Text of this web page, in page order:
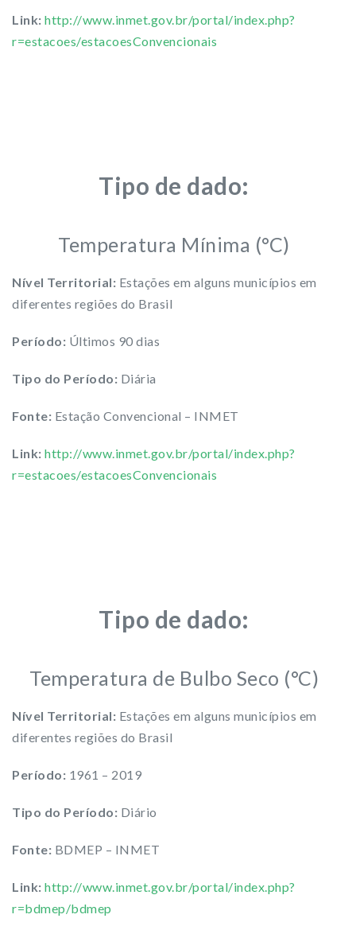
Link: http://www.inmet.gov.br/portal/index.php?
r=estacoes/estacoesConvencionais
Tipo de dado:
Temperatura Mínima (°C)
Nível Territorial: Estações em alguns municípios em
diferentes regiões do Brasil
Período: Últimos 90 dias
Tipo do Período: Diária
Fonte: Estação Convencional – INMET
Link: http://www.inmet.gov.br/portal/index.php?
r=estacoes/estacoesConvencionais
Tipo de dado:
Temperatura de Bulbo Seco (°C)
Nível Territorial: Estações em alguns municípios em
diferentes regiões do Brasil
Período: 1961 – 2019
Tipo do Período: Diário
Fonte: BDMEP – INMET
Link: http://www.inmet.gov.br/portal/index.php?
r=bdmep/bdmep